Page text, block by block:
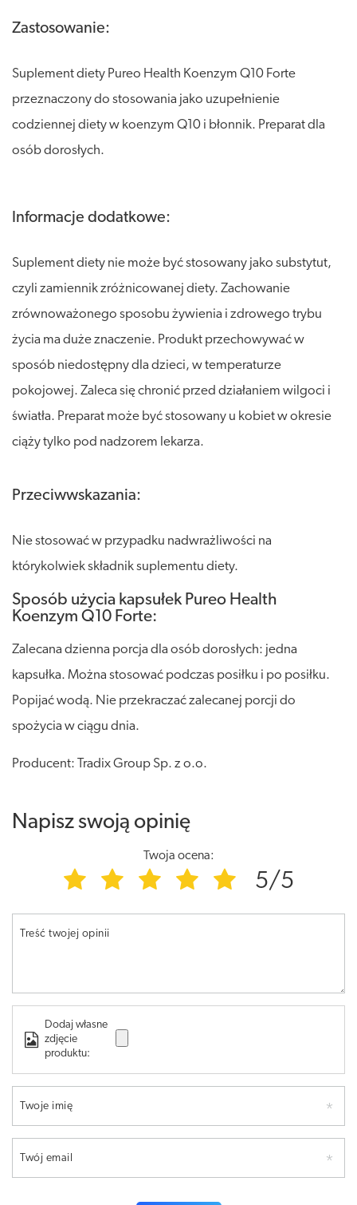
Zastosowanie:
Suplement diety Pureo Health Koenzym Q10 Forte
przeznaczony do stosowania jako uzupełnienie
codziennej diety w koenzym Q10 i błonnik. Preparat dla
osób dorosłych.
Informacje dodatkowe:
Suplement diety nie może być stosowany jako substytut,
czyli zamiennik zróżnicowanej diety. Zachowanie
zrównoważonego sposobu żywienia i zdrowego trybu
życia ma duże znaczenie. Produkt przechowywać w
sposób niedostępny dla dzieci, w temperaturze
pokojowej. Zaleca się chronić przed działaniem wilgoci i
światła. Preparat może być stosowany u kobiet w okresie
ciąży tylko pod nadzorem lekarza.
Przeciwwskazania:
Nie stosować w przypadku nadwrażliwości na
którykolwiek składnik suplementu diety.
Sposób użycia kapsułek Pureo Health
Koenzym Q10 Forte:
Zalecana dzienna porcja dla osób dorosłych: jedna
kapsułka. Można stosować podczas posiłku i po posiłku.
Popijać wodą. Nie przekraczać zalecanej porcji do
spożycia w ciągu dnia.
Producent: Tradix Group Sp. z o.o.
Napisz swoją opinię
Twoja ocena:
5/5
Treść twojej opinii
Dodaj własne
zdjęcie
produktu:
Twoje imię
Twój email